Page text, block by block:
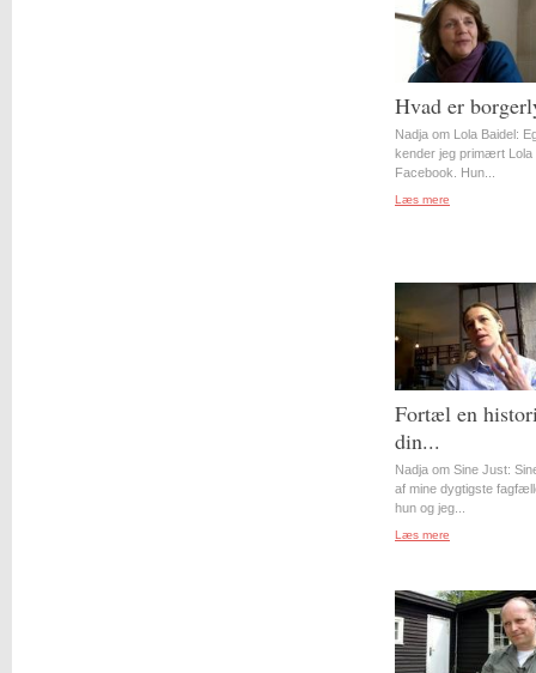
Hvad er
Nadja om Lola Baidel:
kender jeg primært Lola
Facebook. Hun...
Læs mere
Fortæl en
din...
Nadja om Sine Just:
af mine dygtigste
hun og jeg...
Læs mere